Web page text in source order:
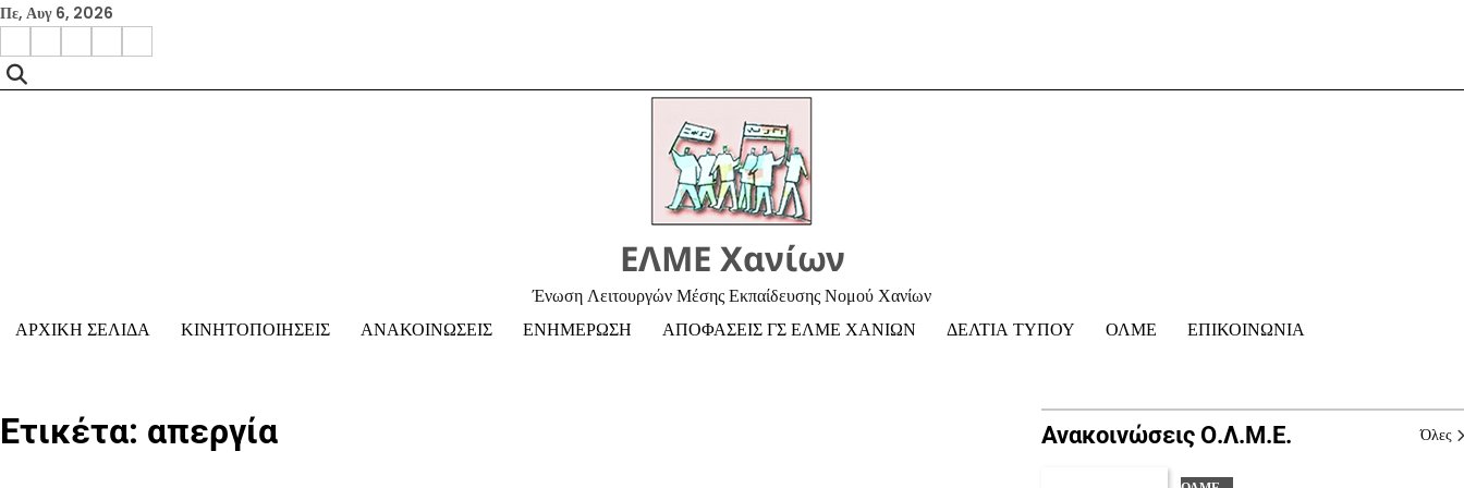
Skip
content
Πε, Αυγ 6, 2026
facebook
instagram
google
x youtube
ΕΛΜΕ Χανίων
Ένωση Λειτουργών Μέσης Εκπαίδευσης Νομού Χανίων
ΑΡΧΙΚΉ ΣΕΛΊΔΑ
ΚΙΝΗΤΟΠΟΙΗΣΕΙΣ ΑΝΑΚΟΙΝΩΣΕΙΣ ΕΝΗΜΕΡΩΣΗ ΑΠΟΦΑΣΕΙΣ ΓΣ ΕΛΜΕ ΧΑΝΙΩΝ ΔΕΛΤΙΑ ΤΥΠΟΥ ΟΛΜΕ ΕΠΙΚΟΙΝΩΝΊΑ
Ετικέτα: απεργία Ανακοινώσεις Ο.Λ.Μ.Ε. Όλες